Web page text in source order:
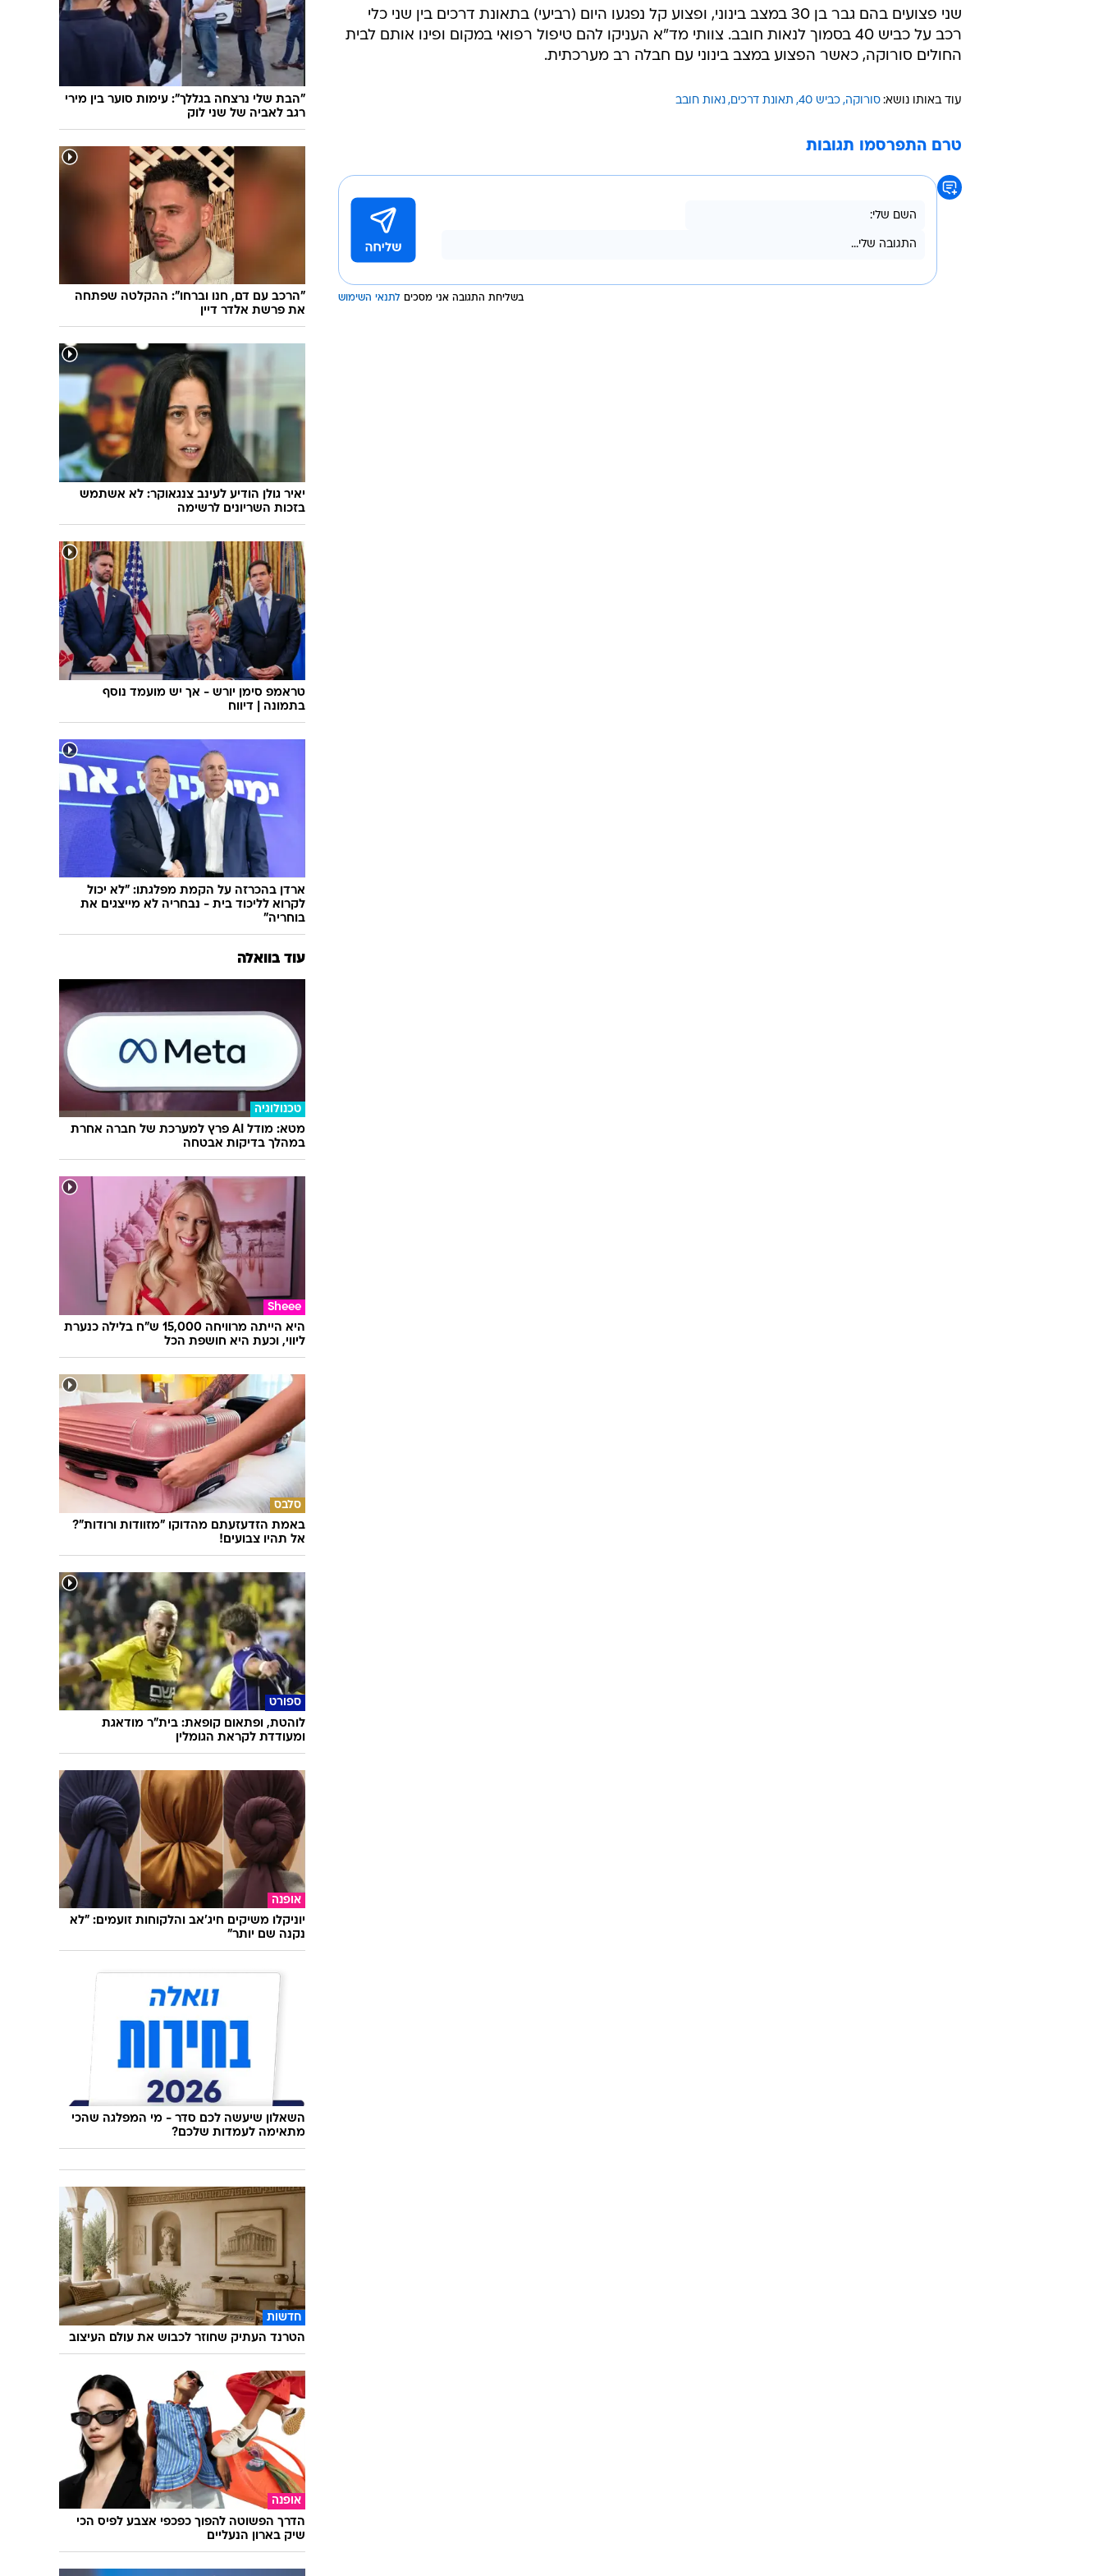
שיחת חוץ
פניית פרסה
חדשות המדע
המוביל הדרומי
חשאי בחמישי
ט"ו בשבט
פורים
פסח
שבועות
צום י"ז בתמוז
המייל האדום
שני פצועים בהם גבר בן 30 במצב בינוני, ופצוע קל נפגעו היום (רביעי) בתאונת דרכים בין שני כלי
רכב על כביש 40 בסמוך לנאות חובב. צוותי מד"א העניקו להם טיפול רפואי במקום ופינו אותם לבית
החולים סורוקה, כאשר הפצוע במצב בינוני עם חבלה רב מערכתית.
עוד באותו נושא: סורוקה כביש 40 תאונת דרכים נאות חובב
טרם התפרסמו תגובות
בשליחת התגובה אני מסכים לתנאי השימוש
"הבת שלי נרצחה בגללך": עימות סוער בין מירי
רגב לאביה של שני לוק
"הרכב עם דם, חנו וברחו": ההקלטה שפתחה
את פרשת אלדר דיין
יאיר גולן הודיע לעינב צנגאוקר: לא אשתמש
בזכות השריונים לרשימה
טראמפ סימן יורש - אך יש מועמד נוסף
בתמונה | דיווח
ארדן בהכרזה על הקמת מפלגתו: "לא יכול
לקרוא לליכוד בית - נבחריה לא מייצגים את
בוחריה"
עוד בוואלה
טכנולוגיה
מטא: מודל AI פרץ למערכת של חברה אחרת
במהלך בדיקות אבטחה
Sheee
היא הייתה מרוויחה 15,000 ש"ח בלילה כנערת
ליווי, וכעת היא חושפת הכל
סלבס
באמת הזדעזעתם מהדוקו "מזוודות ורודות"?
אל תהיו צבועים!
ספורט
לוהטת, ופתאום קופאת: בית"ר מודאגת
ומעודדת לקראת הגומלין
אופנה
יוניקלו משיקים חיג'אב והלקוחות זועמים: "לא
נקנה שם יותר"
השאלון שיעשה לכם סדר - מי המפלגה שהכי
מתאימה לעמדות שלכם?
חדשות
הטרנד העתיק שחוזר לכבוש את עולם העיצוב
אופנה
הדרך הפשוטה להפוך כפכפי אצבע לפיס הכי
שיק בארון הנעליים